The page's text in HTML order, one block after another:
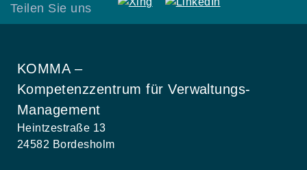
Teilen Sie uns
KOMMA –
Kompetenzzentrum für Verwaltungs-
Management
Heintzestraße 13
24582 Bordesholm